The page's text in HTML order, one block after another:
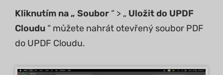
Kliknutím na „ Soubor “ > „ Uložit do UPDF
Cloudu “ můžete nahrát otevřený soubor PDF
do UPDF Cloudu.